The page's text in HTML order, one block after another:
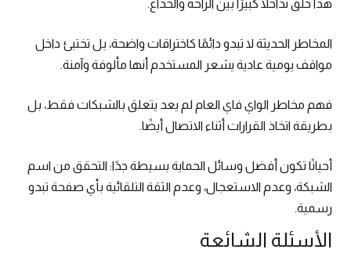
هذا خلق تداخلًا كبيرًا بين الراحة والخداع.
المخاطر الحديثة لا تبدو دائمًا كاختراقات واضحة، بل تختبئ داخل
مواقف يومية عادية يشعر المستخدم أنها مألوفة وآمنة.
فهم مخاطر الواي فاي العام لم يعد يتعلق بالشبكات فقط، بل
بطريقة اتخاذ القرارات أثناء الاتصال أيضًا.
أحيانًا تكون أفضل وسائل الحماية بسيطة جدًا: التحقق من اسم
الشبكة، وعدم الاستعجال، وعدم الثقة التلقائية بأي صفحة تبدو
رسمية.
الأسئلة الشائعة